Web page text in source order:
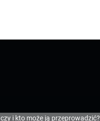
i kto może ją przeprowadzić?